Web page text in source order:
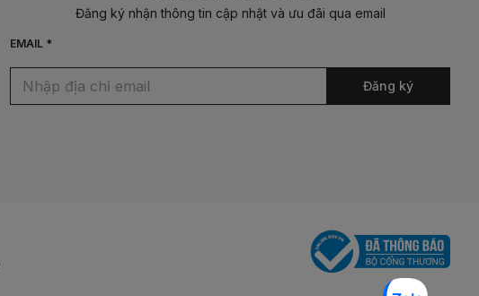
Đăng ký nhận thông tin cập nhật và ưu đãi qua email
EMAIL *
Đăng ký